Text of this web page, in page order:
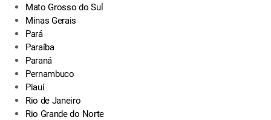
Mato Grosso do Sul
Minas Gerais
Pará
Paraíba
Paraná
Pernambuco
Piauí
Rio de Janeiro
Rio Grande do Norte